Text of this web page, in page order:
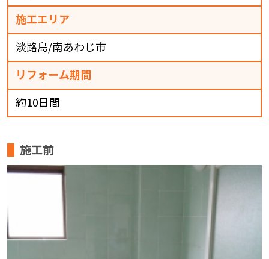
施工エリア
淡路島/南あわじ市
リフォーム期間
約10日間
施工前